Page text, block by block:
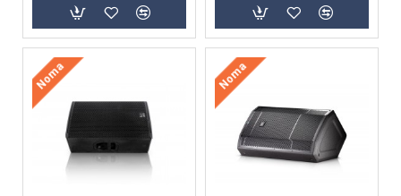
Noma Noma